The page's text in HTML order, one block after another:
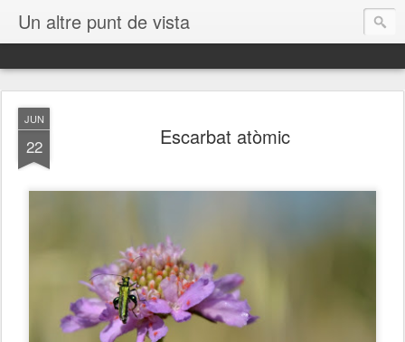
Un altre punt de vista
JUN
22 Escarbat atòmic